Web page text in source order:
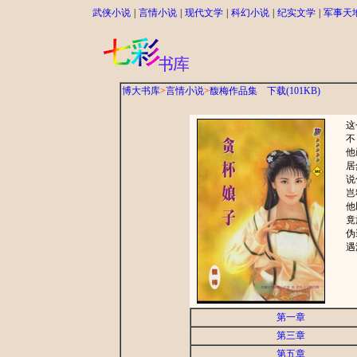
武侠小说 言情小说 现代文学 科幻小说 纪实文学 军事天
博大书库>言情小说>馥梅作品集 下载(101KB)
这
不
他
居
说
岂
他
竟
伪
遇
第一章
第三章
第五章